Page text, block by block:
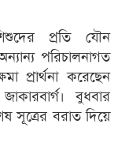
প্রতি যৌন
পরিচালনাগত
প্রার্থনা করেছেন
বুধবার
সূত্রের বরাত দিয়ে